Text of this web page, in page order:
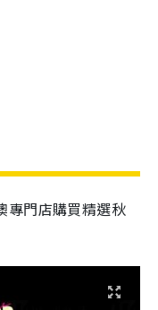
門店購買精選秋